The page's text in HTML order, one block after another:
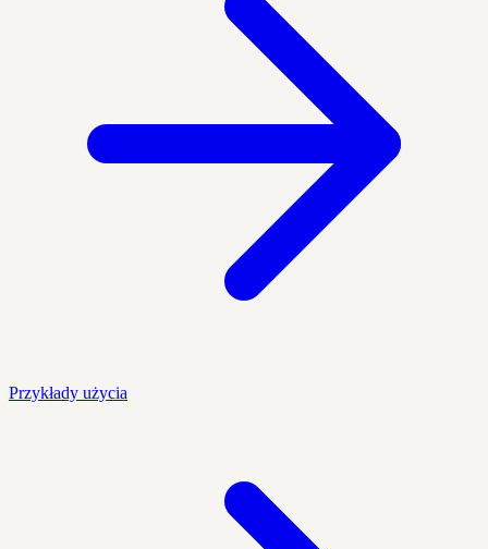
Przykłady użycia